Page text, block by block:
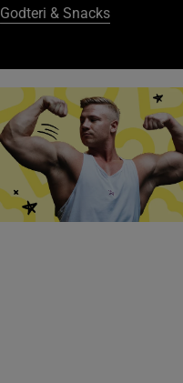
Godteri & Snacks